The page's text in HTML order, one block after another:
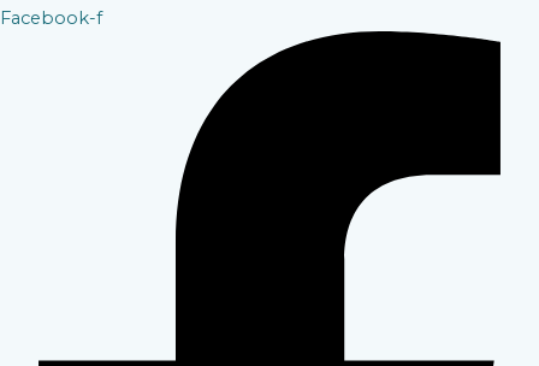
Facebook-f